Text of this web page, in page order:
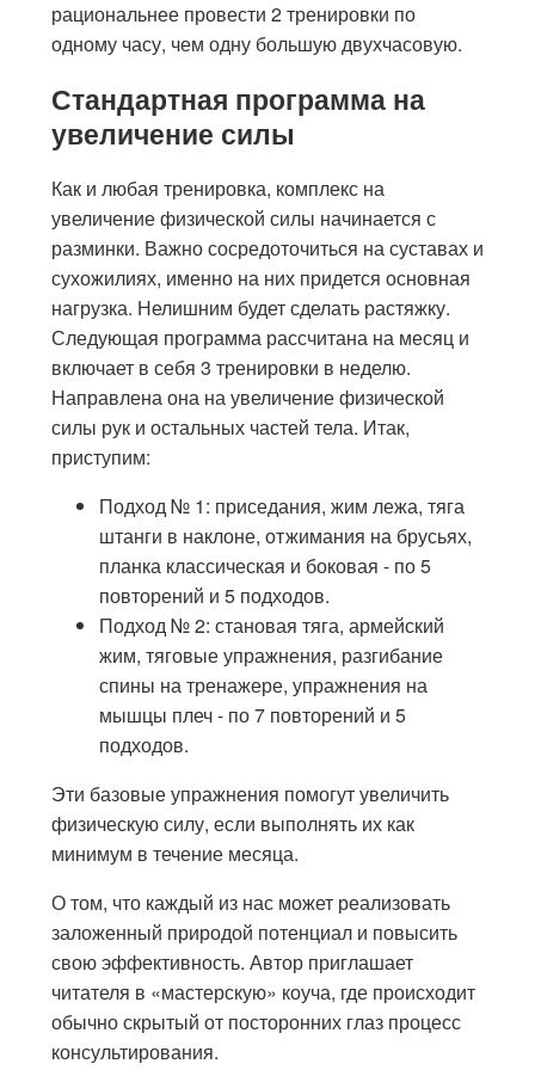
рациональнее провести 2 тренировки по
одному часу, чем одну большую двухчасовую.
Стандартная программа на
увеличение силы
Как и любая тренировка, комплекс на
увеличение физической силы начинается с
разминки. Важно сосредоточиться на суставах и
сухожилиях, именно на них придется основная
нагрузка. Нелишним будет сделать растяжку.
Следующая программа рассчитана на месяц и
включает в себя 3 тренировки в неделю.
Направлена она на увеличение физической
силы рук и остальных частей тела. Итак,
приступим:
Подход № 1: приседания, жим лежа, тяга
штанги в наклоне, отжимания на брусьях,
планка классическая и боковая - по 5
повторений и 5 подходов.
Подход № 2: становая тяга, армейский
жим, тяговые упражнения, разгибание
спины на тренажере, упражнения на
мышцы плеч - по 7 повторений и 5
подходов.
Эти базовые упражнения помогут увеличить
физическую силу, если выполнять их как
минимум в течение месяца.
О том, что каждый из нас может реализовать
заложенный природой потенциал и повысить
свою эффективность. Автор приглашает
читателя в «мастерскую» коуча, где происходит
обычно скрытый от посторонних глаз процесс
консультирования.